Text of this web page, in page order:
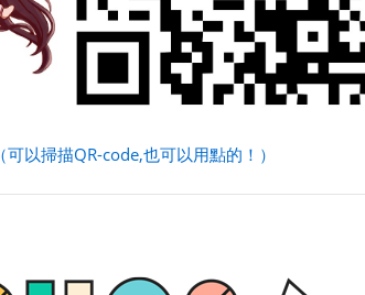
（可以掃描QR-code,也可以用點的！）